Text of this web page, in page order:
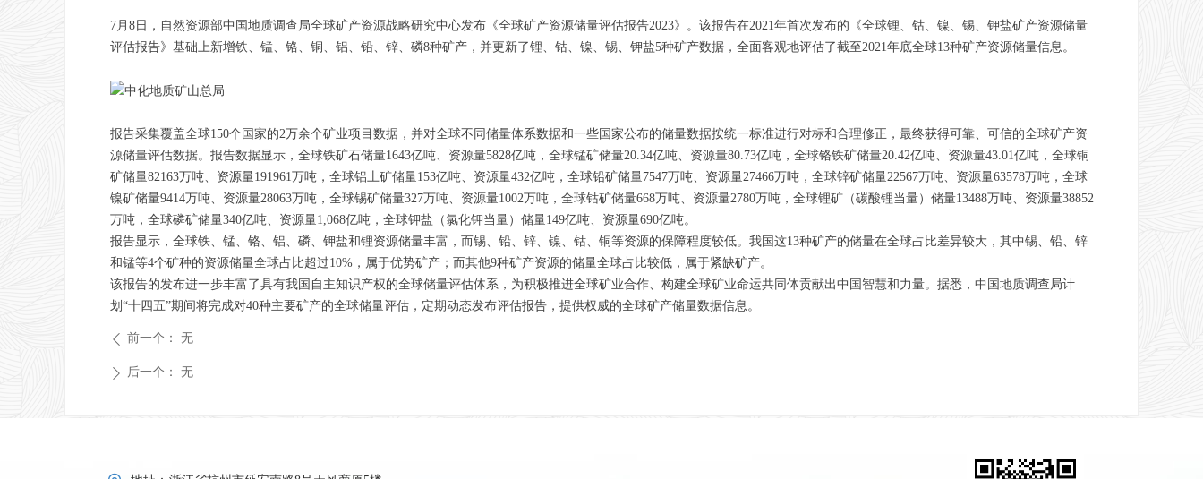
7月8日，自然资源部中国地质调查局全球矿产资源战略研究中心发布《全球矿产资源储量评估报告2023》。该报告在2021年首次发布的《全球锂、钴、镍、锡、钾盐矿产资源储量
评估报告》基础上新增铁、锰、铬、铜、铝、铅、锌、磷8种矿产，并更新了锂、钴、镍、锡、钾盐5种矿产数据，全面客观地评估了截至2021年底全球13种矿产资源储量信息。
报告采集覆盖全球150个国家的2万余个矿业项目数据，并对全球不同储量体系数据和一些国家公布的储量数据按统一标准进行对标和合理修正，最终获得可靠、可信的全球矿产资
源储量评估数据。报告数据显示，全球铁矿石储量1643亿吨、资源量5828亿吨，全球锰矿储量20.34亿吨、资源量80.73亿吨，全球铬铁矿储量20.42亿吨、资源量43.01亿吨，全球铜
矿储量82163万吨、资源量191961万吨，全球铝土矿储量153亿吨、资源量432亿吨，全球铅矿储量7547万吨、资源量27466万吨，全球锌矿储量22567万吨、资源量63578万吨，全球
镍矿储量9414万吨、资源量28063万吨，全球锡矿储量327万吨、资源量1002万吨，全球钴矿储量668万吨、资源量2780万吨，全球锂矿（碳酸锂当量）储量13488万吨、资源量38852
万吨，全球磷矿储量340亿吨、资源量1,068亿吨，全球钾盐（氯化钾当量）储量149亿吨、资源量690亿吨。
报告显示，全球铁、锰、铬、铝、磷、钾盐和锂资源储量丰富，而锡、铅、锌、镍、钴、铜等资源的保障程度较低。我国这13种矿产的储量在全球占比差异较大，其中锡、铅、锌
和锰等4个矿种的资源储量全球占比超过10%，属于优势矿产；而其他9种矿产资源的储量全球占比较低，属于紧缺矿产。
该报告的发布进一步丰富了具有我国自主知识产权的全球储量评估体系，为积极推进全球矿业合作、构建全球矿业命运共同体贡献出中国智慧和力量。据悉，中国地质调查局计
划“十四五”期间将完成对40种主要矿产的全球储量评估，定期动态发布评估报告，提供权威的全球矿产储量数据信息。
ꄴ 前一个： 无
ꄲ 后一个： 无